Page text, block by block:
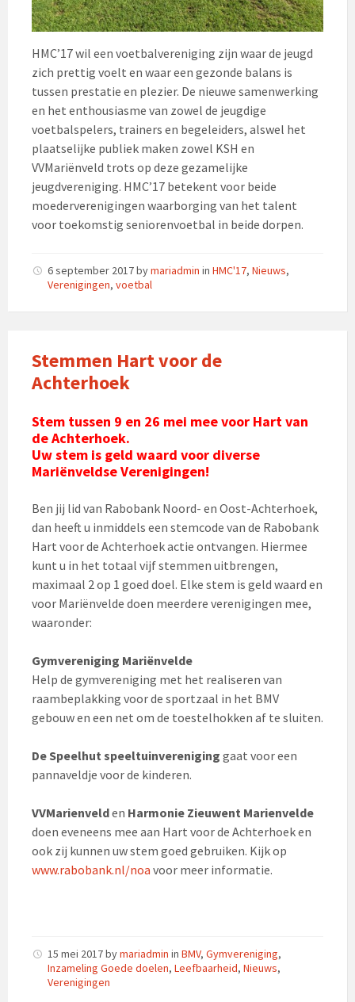
HMC’17 wil een voetbalvereniging zijn waar de jeugd
zich prettig voelt en waar een gezonde balans is
tussen prestatie en plezier. De nieuwe samenwerking
en het enthousiasme van zowel de jeugdige
voetbalspelers, trainers en begeleiders, alswel het
plaatselijke publiek maken zowel KSH en
VVMariënveld trots op deze gezamelijke
jeugdvereniging. HMC’17 betekent voor beide
moederverenigingen waarborging van het talent
voor toekomstig seniorenvoetbal in beide dorpen.
6 september 2017bymariadmin in HMC'17, Nieuws,
Verenigingen, voetbal
Stemmen Hart voor de
Achterhoek
Stem tussen 9 en 26 mei mee voor Hart van
de Achterhoek.
Uw stem is geld waard voor diverse
Mariënveldse Verenigingen!
Ben jij lid van Rabobank Noord- en Oost-Achterhoek,
dan heeft u inmiddels een stemcode van de Rabobank
Hart voor de Achterhoek actie ontvangen. Hiermee
kunt u in het totaal vijf stemmen uitbrengen,
maximaal 2 op 1 goed doel. Elke stem is geld waard en
voor Mariënvelde doen meerdere verenigingen mee,
waaronder:
Gymvereniging Mariënvelde
Help de gymvereniging met het realiseren van
raambeplakking voor de sportzaal in het BMV
gebouw en een net om de toestelhokken af te sluiten.
De Speelhut speeltuinvereniging gaat voor een
pannaveldje voor de kinderen.
VVMarienvelden Harmonie Zieuwent Marienvelde
doen eveneens mee aan Hart voor de Achterhoek en
ook zij kunnen uw stem goed gebruiken. Kijk op
www.rabobank.nl/noa voor meer informatie.
15 mei 2017bymariadmin in BMV, Gymvereniging,
Inzameling Goede doelen, Leefbaarheid, Nieuws,
Verenigingen